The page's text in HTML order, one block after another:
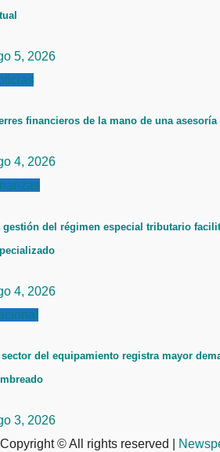
5, 2026
financieros de la mano de una
4, 2026
gestión del régimen especial tributario
4, 2026
del equipamiento registra mayor
3, 2026
Copyright © All rights reserved